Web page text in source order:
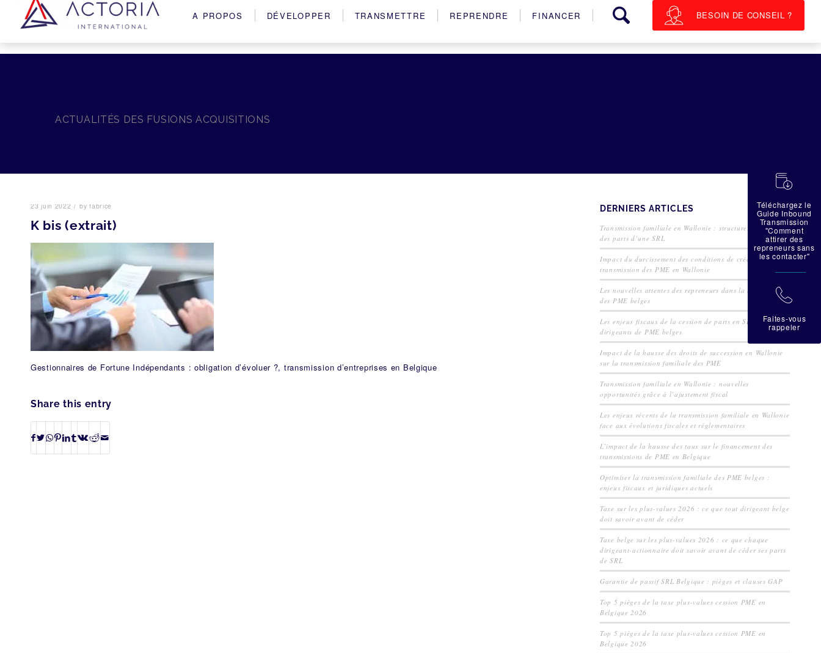
A PROPOS DÉVELOPPER TRANSMETTRE REPRENDRE FINANCER BESOIN DE CONSEIL ?
ACTUALITÉS DES FUSIONS ACQUISITIONS
23 juin 2022 / byfabrice
K bis (extrait)
Gestionnaires de Fortune Indépendants : obligation d’évoluer ?, transmission d’entreprises en Belgique
Share this entry
DERNIERS ARTICLES
Transmission familiale en Wallonie : structurer la cession
des parts d’une SRL
Impact du durcissement des conditions de crédit sur la
transmission des PME en Wallonie
Les nouvelles attentes des repreneurs dans la transmission
des PME belges
Les enjeux fiscaux de la cession de parts en SRL pour les
dirigeants de PME belges
Impact de la hausse des droits de succession en Wallonie
sur la transmission familiale des PME
Transmission familiale en Wallonie : nouvelles
opportunités grâce à l’ajustement fiscal
Les enjeux récents de la transmission familiale en Wallonie
face aux évolutions fiscales et réglementaires
L’impact de la hausse des taux sur le financement des
transmissions de PME en Belgique
Optimiser la transmission familiale des PME belges :
enjeux fiscaux et juridiques actuels
Taxe sur les plus-values 2026 : ce que tout dirigeant belge
doit savoir avant de céder
Taxe belge sur les plus-values 2026 : ce que chaque
dirigeant-actionnaire doit savoir avant de céder ses parts
de SRL
Garantie de passif SRL Belgique : pièges et clauses GAP
Top 5 pièges de la taxe plus-values cession PME en
Belgique 2026
Top 5 pièges de la taxe plus-values cession PME en
Belgique 2026
蠟
Téléchargez le
Guide Inbound
Transmission
"Comment
attirer des
repreneurs sans
les contacter"
拉
Faites-vous
rappeler